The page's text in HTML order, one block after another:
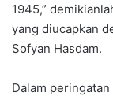
1945,”
yang diucapkan
Sofyan Hasdam.
Dalam